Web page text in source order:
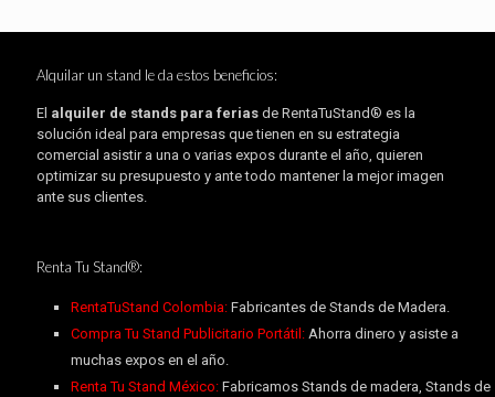
Alquilar un stand le da estos beneficios:
El alquiler de stands para ferias de RentaTuStand® es la
solución ideal para empresas que tienen en su estrategia
comercial asistir a una o varias expos durante el año, quieren
optimizar su presupuesto y ante todo mantener la mejor imagen
ante sus clientes.
Renta Tu Stand®:
RentaTuStand Colombia: Fabricantes de Stands de Madera.
Compra Tu Stand Publicitario Portátil:Ahorra dinero y asiste a
muchas expos en el año.
Renta Tu Stand México:Fabricamos Stands de madera, Stands de